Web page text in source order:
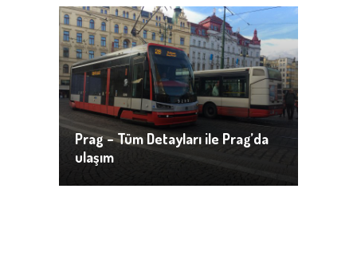
Prag – Tüm Detayları ile Prag’da
ulaşım